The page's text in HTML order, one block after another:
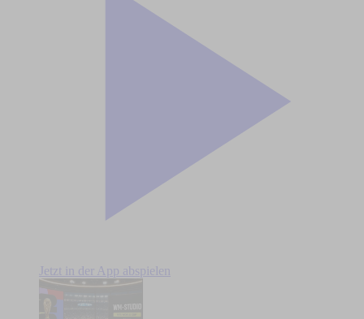
Jetzt in der App abspielen